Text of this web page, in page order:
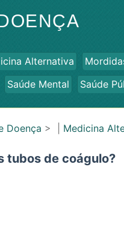
Alternativa
Saúde Mental Saúde
Doença > | Medicina
tubos de coágulo?